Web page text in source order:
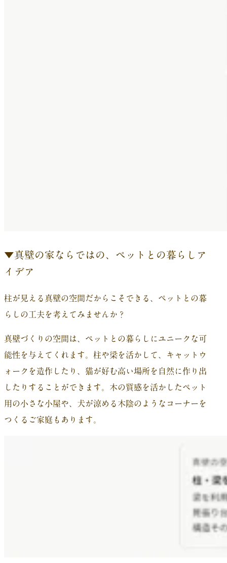
▼真壁の家ならではの、ペットとの暮らしア
イデア
柱が見える真壁の空間だからこそできる、ペットとの暮
らしの工夫を考えてみませんか？
真壁づくりの空間は、ペットとの暮らしにユニークな可
能性を与えてくれます。柱や梁を活かして、キャットウ
ォークを造作したり、猫が好む高い場所を自然に作り出
したりすることができます。木の質感を活かしたペット
用の小さな小屋や、犬が涼める木陰のようなコーナーを
つくるご家庭もあります。